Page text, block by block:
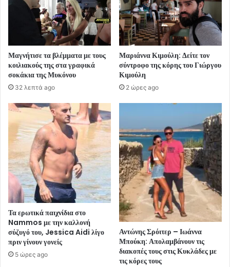
Μαγνήτισε τα βλέμματα με τους
κοιλιακούς της στα γραφικά
σοκάκια της Μυκόνου
32 λεπτά ago
Μαριάννα Κιμούλη: Δείτε τον
σύντροφο της κόρης του Γιώργου
Κιμούλη
2 ώρες ago
Τα ερωτικά παιχνίδια στο
Nammos με την καλλονή
σύζυγό του, Jessica Aidi λίγο
πριν γίνουν γονείς
5 ώρες ago
Αντώνης Σρόιτερ – Ιωάννα
Μπούκη: Απολαμβάνουν τις
διακοπές τους στις Κυκλάδες με
τις κόρες τους